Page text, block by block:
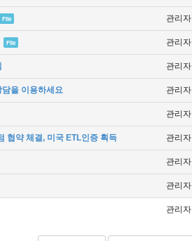
File 관리자
File 관리자
관리자
을 이용하세요 관리자
관리자
협약 체결, 미국 ETL인증 획득 관리자
관리자
관리자
관리자